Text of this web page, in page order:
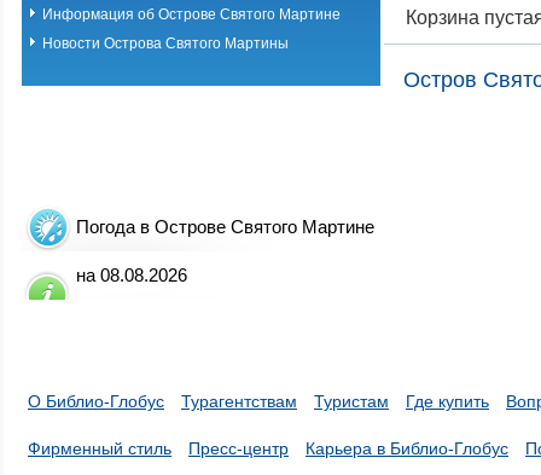
Информация об Острове Святого Мартине
Новости Острова Святого Мартины
Погода в Острове Святого Мартине
на 08.08.2026
Корзина
Остров
О Библио-Глобус Турагентствам Туристам Где купить
Фирменный стиль Пресс-центр Карьера в Библио-Глобус